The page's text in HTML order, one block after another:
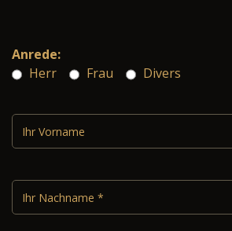
Anrede:
Herr
Frau Divers